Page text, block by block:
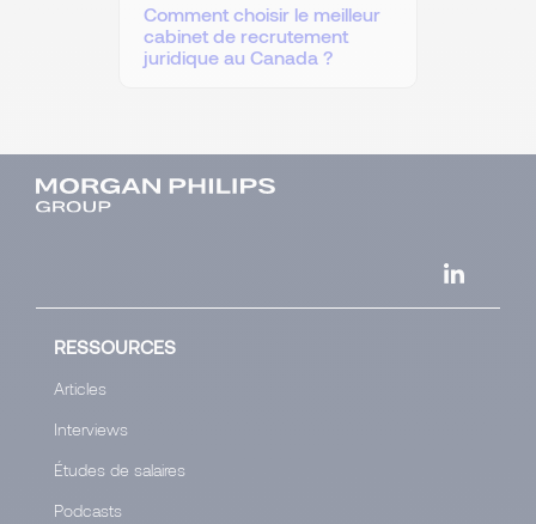
Comment choisir le meilleur
cabinet de recrutement
juridique au Canada ?
RESSOURCES
Articles
Interviews
Études de salaires
Podcasts